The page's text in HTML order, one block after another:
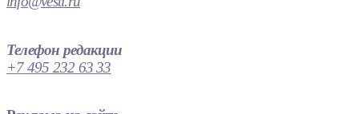
Телефон редакции
+7 495 232 63 33